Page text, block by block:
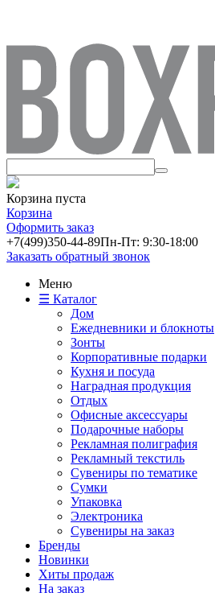
Корзина пуста
Корзина
Оформить заказ
+7(499)350-44-89Пн-Пт: 9:30-18:00
Заказать обратный звонок
Меню
☰ Каталог
Дом
Ежедневники и блокноты
Зонты
Корпоративные подарки
Кухня и посуда
Наградная продукция
Отдых
Офисные аксессуары
Подарочные наборы
Рекламная полиграфия
Рекламный текстиль
Сувениры по тематике
Сумки
Упаковка
Электроника
Сувениры на заказ
Бренды
Новинки
Хиты продаж
На заказ